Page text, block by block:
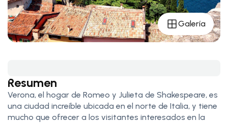
Galería
Resumen
Verona, el hogar de Romeo y Julieta de Shakespeare, es
una ciudad increíble ubicada en el norte de Italia, y tiene
mucho que ofrecer a los visitantes interesados en la